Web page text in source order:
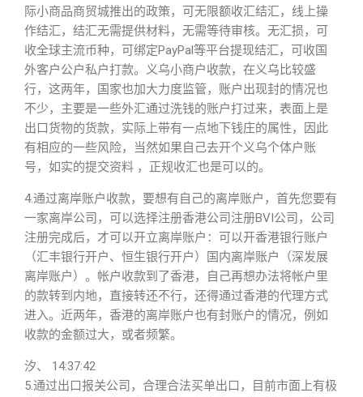
际小商品商贸城推出的政策，可无限额收汇结汇，线上操
作结汇，结汇无需提供材料，无需等待审核。无汇损，可
收全球主流币种，可绑定PayPal等平台提现结汇，可收国
外客户公户私户打款。义乌小商户收款，在义乌比较盛
行，这两年，国家也加大力度监管，账户出现封的情况也
不少，主要是一些外汇通过洗钱的账户打过来，表面上是
出口货物的货款，实际上带有一点地下钱庄的属性，因此
有相应的一些风险，当然如果自己去开个义乌个体户账
号，如实的提交资料 ，正规收汇也是可以的。
4.通过离岸账户收款，要想有自己的离岸账户，首先您要有
一家离岸公司，可以选择注册香港公司注册BVI公司，公司
注册完成后，才可以开立离岸账户：可以开香港银行账户
（汇丰银行开户、恒生银行开户）国内离岸账户（深发展
离岸账户）。帐户收款到了香港，自己再想办法将帐户里
的款转到内地，直接转还不行，还得通过香港的代理方式
进入。近两年，香港的离岸账户也有封账户的情况，例如
收款的金额过大，或者频繁。
汐、 14:37:42
5.通过出口报关公司，合理合法买单出口，目前市面上有极